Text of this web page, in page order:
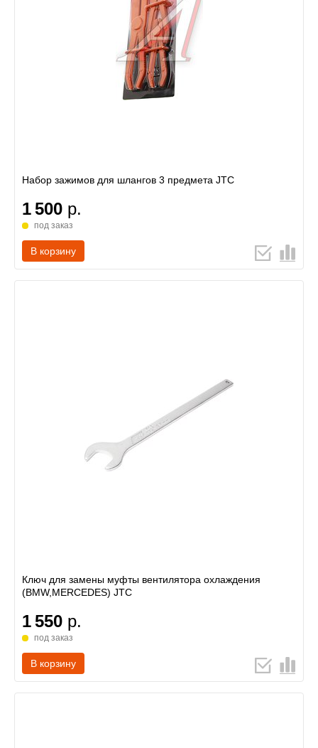
Набор зажимов для шлангов 3 предмета JTC
1 500 р.
под заказ
В корзину
Ключ для замены муфты вентилятора охлаждения
(BMW,MERCEDES) JTC
1 550 р.
под заказ
В корзину